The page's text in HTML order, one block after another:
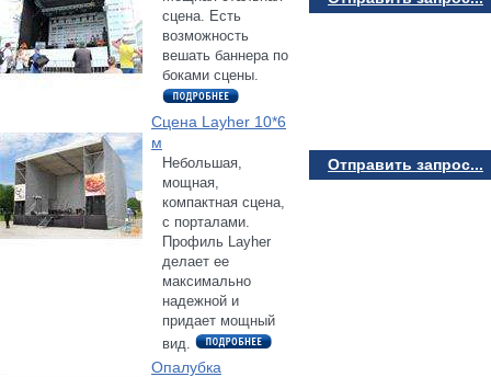
сцена. Есть
возможность
вешать баннера по
боками сцены.
Сцена Layher 10*6
м
Небольшая,
мощная,
компактная сцена,
с порталами.
Профиль Layher
делает ее
максимально
надежной и
придает мощный
вид.
Отправить запрос...
Опалубка